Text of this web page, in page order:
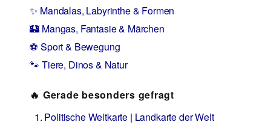
✨ Mandalas, Labyrinthe & Formen
🏰 Mangas, Fantasie & Märchen
⚽ Sport & Bewegung
🐾 Tiere, Dinos & Natur
🔥 Gerade besonders gefragt
Politische Weltkarte | Landkarte der Welt